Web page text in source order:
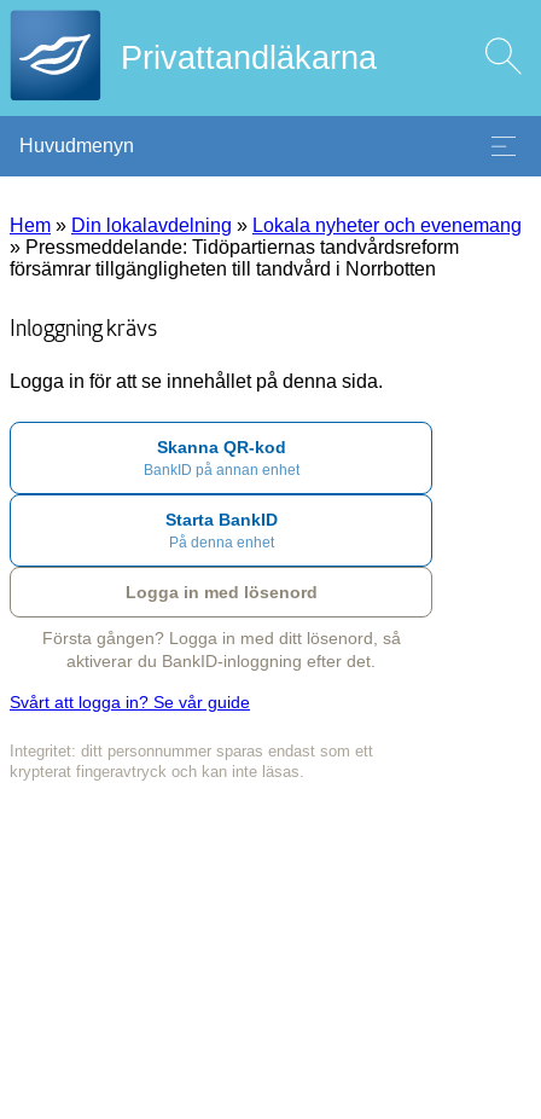
Privattandläkarna
Huvudmenyn
Hem » Din lokalavdelning » Lokala nyheter och evenemang
» Pressmeddelande: Tidöpartiernas tandvårdsreform
försämrar tillgängligheten till tandvård i Norrbotten
Inloggning krävs
Logga in för att se innehållet på denna sida.
Skanna QR-kod
BankID på annan enhet
Starta BankID
På denna enhet
Logga in med lösenord
Första gången? Logga in med ditt lösenord, så
aktiverar du BankID-inloggning efter det.
Svårt att logga in? Se vår guide
Integritet: ditt personnummer sparas endast som ett
krypterat fingeravtryck och kan inte läsas.